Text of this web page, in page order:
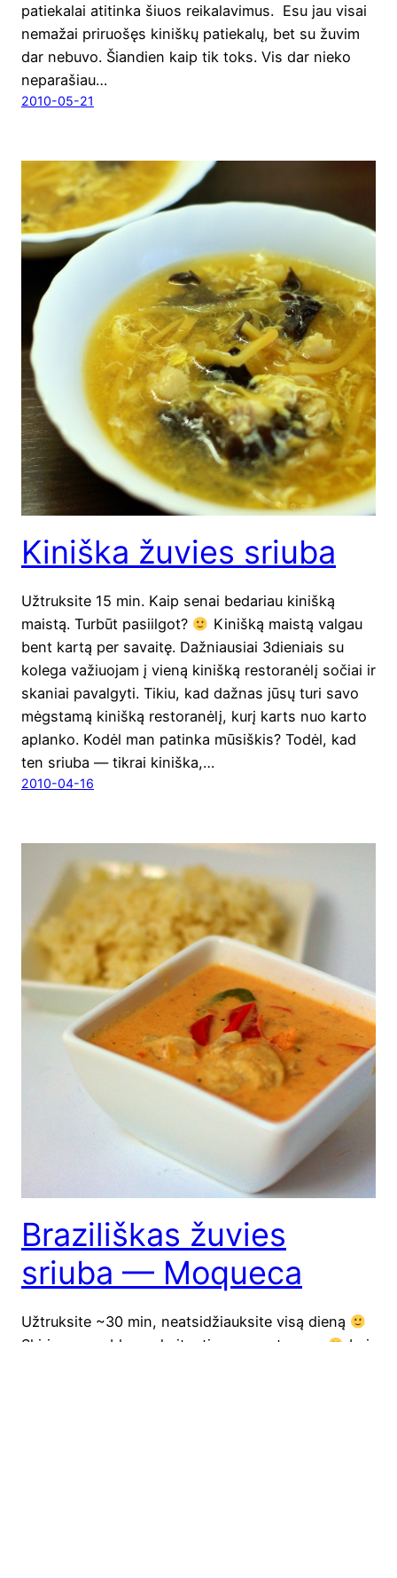
patie­ka­lai ati­tin­ka šiuos rei­ka­la­vi­mus. Esu jau visai
nema­žai pri­ruo­šęs kiniš­kų patie­ka­lų, bet su žuvim
dar nebu­vo. Šian­dien kaip tik toks. Vis dar nie­ko
nepa­ra­šiau…
2010-05-21
Kiniška žuvies sriuba
Užtruk­si­te 15 min. Kaip senai beda­riau kiniš­ką
mais­tą. Tur­būt pasi­il­got?
Kiniš­ką mais­tą val­gau
bent kar­tą per savai­tę. Daž­niau­siai 3dieniais su
kole­ga važiuo­jam į vie­ną kiniš­ką res­to­ra­nė­lį sočiai ir
ska­niai paval­gy­ti. Tikiu, kad daž­nas jūsų turi savo
mėgs­ta­mą kiniš­ką res­to­ra­nė­lį, kurį karts nuo kar­to
aplan­ko. Kodėl man patin­ka mūsiš­kis? Todėl, kad
ten sriu­ba — tik­rai kiniš­ka,…
2010-04-16
Braziliškas žuvies
sriuba — Moqueca
Užtruk­si­te ~30 min, neat­si­džiauk­si­te visą dieną
Ski­riu, mano blo­gą skai­tan­tiems vege­ta­rams
bei